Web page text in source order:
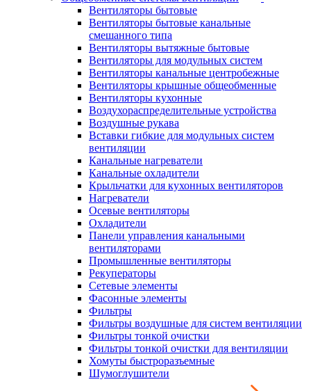
Вентиляторы бытовые
Вентиляторы бытовые канальные
смешанного типа
Вентиляторы вытяжные бытовые
Вентиляторы для модульных систем
Вентиляторы канальные центробежные
Вентиляторы крышные общеобменные
Вентиляторы кухонные
Воздухораспределительные устройства
Воздушные рукава
Вставки гибкие для модульных систем
вентиляции
Канальные нагреватели
Канальные охладители
Крыльчатки для кухонных вентиляторов
Нагреватели
Осевые вентиляторы
Охладители
Панели управления канальными
вентиляторами
Промышленные вентиляторы
Рекуператоры
Сетевые элементы
Фасонные элементы
Фильтры
Фильтры воздушные для систем вентиляции
Фильтры тонкой очистки
Фильтры тонкой очистки для вентиляции
Хомуты быстроразъемные
Шумоглушители